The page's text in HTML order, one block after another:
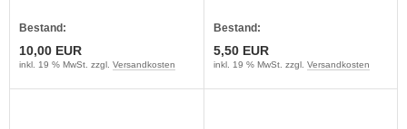
Bestand:
10,00 EUR
inkl. 19 % MwSt. zzgl. Versandkosten
Bestand:
5,50 EUR
inkl. 19 % MwSt. zzgl. Versandkosten